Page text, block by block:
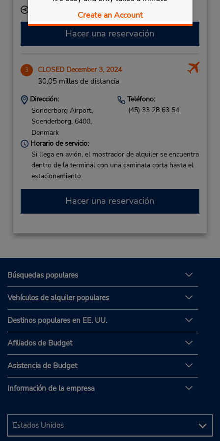
Create an Account
Ubicación para depositar llaves
Hacer una reservación
3 CLOSED December 3, 2024
30.05 millas de distancia
Dirección:
Sonderborg Airport,
Soenderborg, 6400,
Denmark
Teléfono:
(45) 33 28 63 54
Horario de servicio:
Si llega en avión, el mostrador de alquiler se encuentra
dentro de la terminal con una caminata corta hasta el
estacionamiento.
Hacer una reservación
Búsquedas populares
Vehículos de alquiler populares
Destinos populares en EE. UU.
Afiliados de Budget
Asistencia de Budget
Información de la empresa